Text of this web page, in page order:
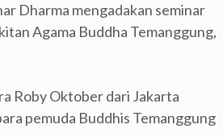
Dharma mengadakan seminar
Agama Buddha Temanggung,
Roby Oktober dari Jakarta
pemuda Buddhis Temanggung